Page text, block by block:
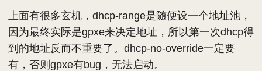
上面有很多玄机，dhcp-range是随便设一个地址池，
因为最终实际是gpxe来决定地址，所以第一次dhcp得
到的地址反而不重要了。dhcp-no-override一定要
有，否则gpxe有bug，无法启动。